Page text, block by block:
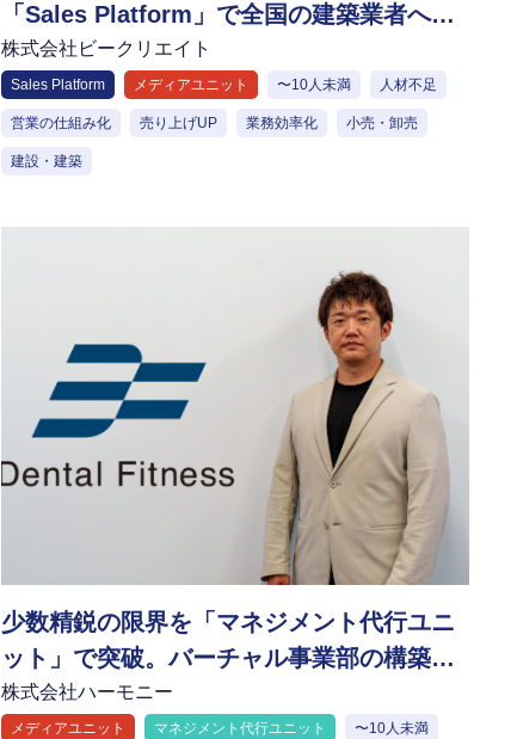
「Sales Platform」で全国の建築業者への
アプローチを実現
株式会社ビークリエイト
Sales Platform メディアユニット 〜10人未満 人材不足
営業の仕組み化 売り上げUP 業務効率化 小売・卸売
建設・建築
少数精鋭の限界を「マネジメント代行ユニ
ット」で突破。バーチャル事業部の構築で
事業拡大を加速
株式会社ハーモニー
メディアユニット マネジメント代行ユニット 〜10人未満